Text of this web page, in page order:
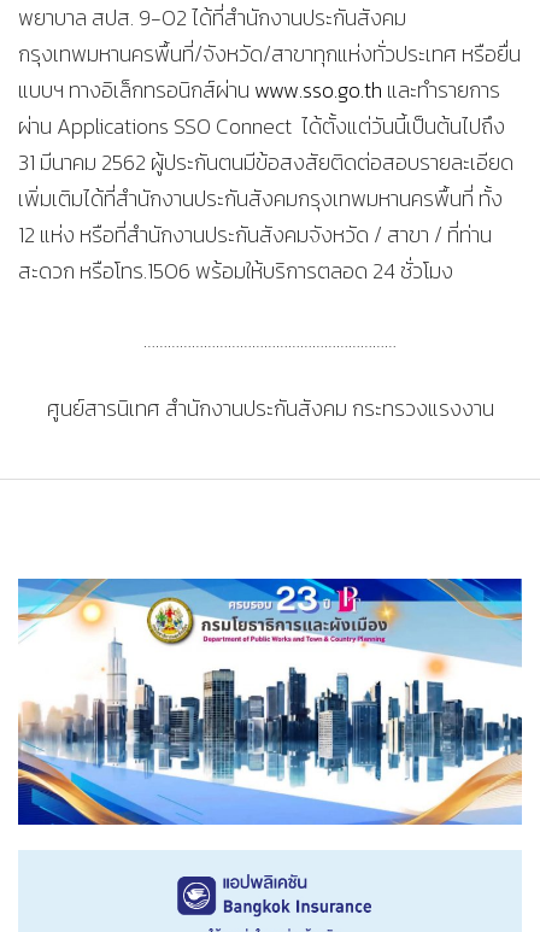
พยาบาล สปส. 9-02 ได้ที่สำนักงานประกันสังคม
กรุงเทพมหานครพื้นที่/จังหวัด/สาขาทุกแห่งทั่วประเทศ หรือยื่น
แบบฯ ทางอิเล็กทรอนิกส์ผ่าน www.sso.go.th และทำรายการ
ผ่าน Applications SSO Connect ได้ตั้งแต่วันนี้เป็นต้นไปถึง
31 มีนาคม 2562 ผู้ประกันตนมีข้อสงสัยติดต่อสอบรายละเอียด
เพิ่มเติมได้ที่สำนักงานประกันสังคมกรุงเทพมหานครพื้นที่ ทั้ง
12 แห่ง หรือที่สำนักงานประกันสังคมจังหวัด / สาขา / ที่ท่าน
สะดวก หรือโทร.1506 พร้อมให้บริการตลอด 24 ชั่วโมง
………………………………………………………
ศูนย์สารนิเทศ สำนักงานประกันสังคม กระทรวงแรงงาน